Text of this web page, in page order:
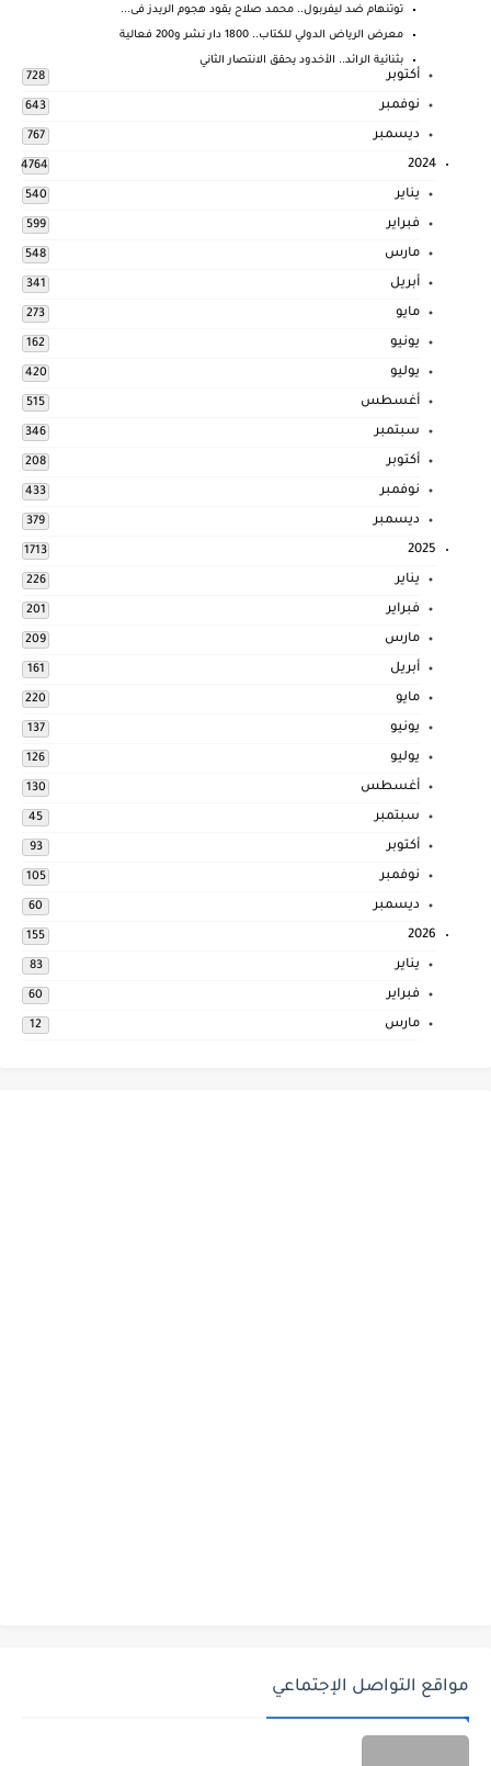
توتنهام ضد ليفربول.. محمد صلاح يقود هجوم الريدز فى...
معرض الرياض الدولي للكتاب.. 1800 دار نشر و200 فعالية
بثنائية الرائد.. الأخدود يحقق الانتصار الثاني
أكتوبر 728
نوفمبر 643
ديسمبر 767
2024
4764
يناير 540
فبراير 599
مارس 548
أبريل 341
مايو 273
يونيو 162
يوليو 420
أغسطس 515
سبتمبر 346
أكتوبر 208
نوفمبر 433
ديسمبر 379
2025
1713
يناير 226
فبراير 201
مارس 209
أبريل 161
مايو 220
يونيو 137
يوليو 126
أغسطس 130
سبتمبر 45
أكتوبر 93
نوفمبر 105
ديسمبر 60
2026
155
يناير 83
فبراير 60
مارس 12
مواقع التواصل الإجتماعي